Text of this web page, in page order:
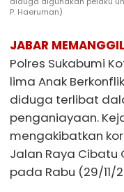
P. Haeruman)
JABAR MEMANGGIL
Polres Sukabumi
lima Anak
diduga terlibat
penganiayaan.
mengakibatkan
Jalan Raya Cibatu
pada Rabu (29/11/